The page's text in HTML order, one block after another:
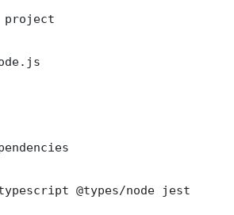
@types/node jest